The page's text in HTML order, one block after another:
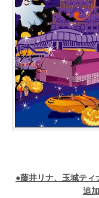
●藤井リナ、玉城テ
追